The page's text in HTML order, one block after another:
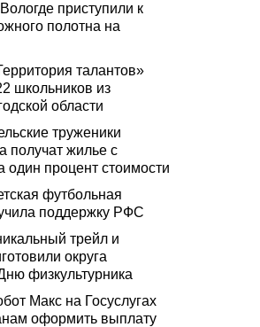
приступили к
полотна на
талантов»
школьников из
области
труженики
получат жилье с
один процент стоимости
футбольная
поддержку РФС
трейл и
округа
физкультурника
Макс на Госуслугах
оформить выплату